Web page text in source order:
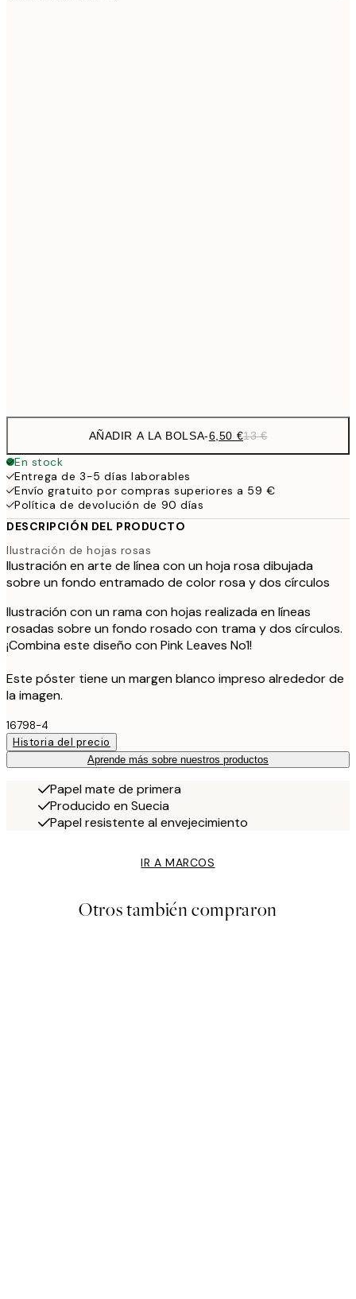
AÑADIR A LA BOLSA-6,50 €13 €
En stock
Entrega de 3-5 días laborables
Envío gratuito por compras superiores a 59 €
Política de devolución de 90 días
DESCRIPCIÓN DEL PRODUCTO
Ilustración de hojas rosas
Ilustración en arte de línea con un hoja rosa dibujada
sobre un fondo entramado de color rosa y dos círculos
Ilustración con un rama con hojas realizada en líneas
rosadas sobre un fondo rosado con trama y dos círculos.
¡Combina este diseño con Pink Leaves No1!
Este póster tiene un margen blanco impreso alrededor de
la imagen.
16798-4
Historia del precio
Aprende más sobre nuestros productos
Papel mate de primera
Producido en Suecia
Papel resistente al envejecimiento
IR A MARCOS
Otros también compraron